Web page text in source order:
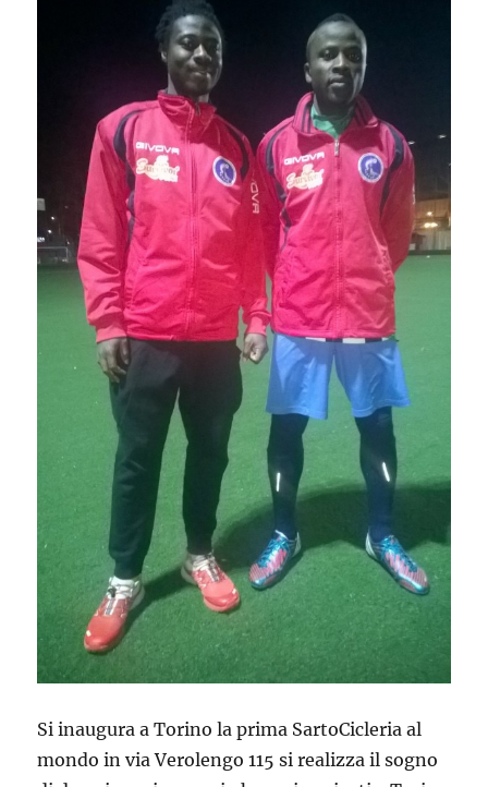
Si inaugura a Torino la prima SartoCicleria al
mondo in via Verolengo 115 si realizza il sogno